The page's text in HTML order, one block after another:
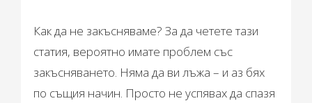
Как да не закъсняваме? За да четете тази
статия, вероятно имате проблем със
закъсняването. Няма да ви лъжа – и аз бях
по същия начин. Просто не успявах да спазя